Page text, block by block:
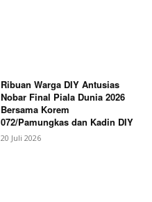
Ribuan Warga DIY Antusias
Nobar Final Piala Dunia 2026
Bersama Korem
072/Pamungkas dan Kadin DIY
20 Juli 2026